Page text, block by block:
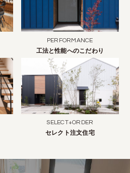
PERFORMANCE
工法と性能へのこだわり
SELECT+ORDER
セレクト注文住宅